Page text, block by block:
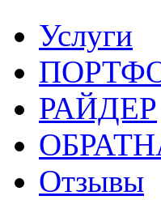
Услуги
РАЙДЕР
Отзывы